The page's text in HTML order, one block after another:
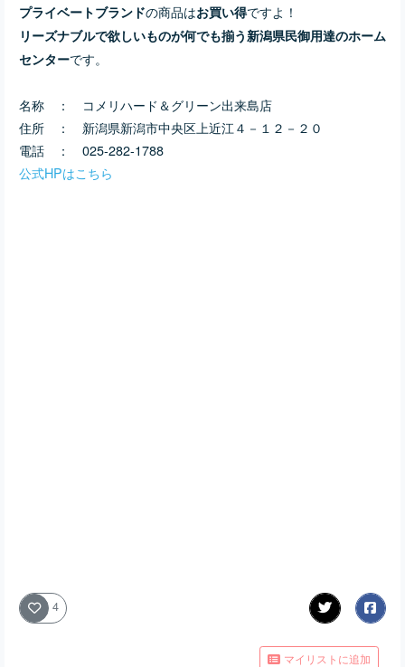
プライベートブランドの商品はお買い得ですよ！
リーズナブルで欲しいものが何でも揃う新潟県民御用達のホーム
センターです。
名称 ： コメリハード＆グリーン出来島店
住所 ： 新潟県新潟市中央区上近江４－１２－２０
電話 ： 025-282-1788
公式HPはこちら
4
マイリストに追加